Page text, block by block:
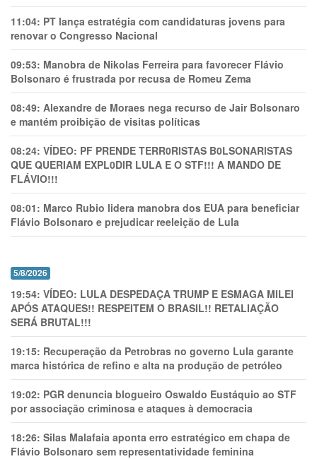
11:04: PT lança estratégia com candidaturas jovens para
renovar o Congresso Nacional
09:53: Manobra de Nikolas Ferreira para favorecer Flávio
Bolsonaro é frustrada por recusa de Romeu Zema
08:49: Alexandre de Moraes nega recurso de Jair Bolsonaro
e mantém proibição de visitas políticas
08:24: VÍDEO: PF PRENDE TERR0RlSTAS B0LSONARlSTAS
QUE QUERIAM EXPL0DlR LULA E O STF!!! A MANDO DE
FLÁVIO!!!
08:01: Marco Rubio lidera manobra dos EUA para beneficiar
Flávio Bolsonaro e prejudicar reeleição de Lula
5/8/2026
19:54: VÍDEO: LULA DESPEDAÇA TRUMP E ESMAGA MILEI
APÓS ATAQUES!! RESPEITEM O BRASIL!! RETALIAÇÃO
SERÁ BRUTAL!!!
19:15: Recuperação da Petrobras no governo Lula garante
marca histórica de refino e alta na produção de petróleo
19:02: PGR denuncia blogueiro Oswaldo Eustáquio ao STF
por associação criminosa e ataques à democracia
18:26: Silas Malafaia aponta erro estratégico em chapa de
Flávio Bolsonaro sem representatividade feminina